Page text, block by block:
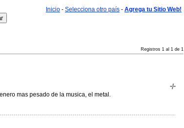
Inicio - Selecciona otro país - Agrega tu Sitio Web!
Registros 1 al 1 de 1
mas pesado de la musica, el metal.